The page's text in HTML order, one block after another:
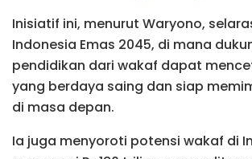
Inisiatif ini, menurut Waryono,
Indonesia Emas 2045, di mana
pendidikan dari wakaf dapat
yang berdaya saing dan siap
di masa depan.
Ia juga menyoroti potensi wakaf di